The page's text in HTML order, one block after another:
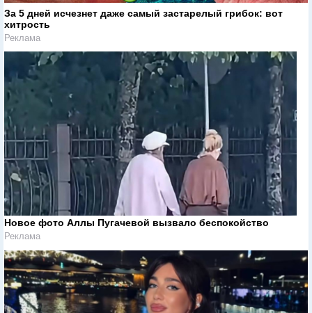
За 5 дней исчезнет даже самый застарелый грибок: вот
хитрость
Реклама
Новое фото Аллы Пугачевой вызвало беспокойство
Реклама